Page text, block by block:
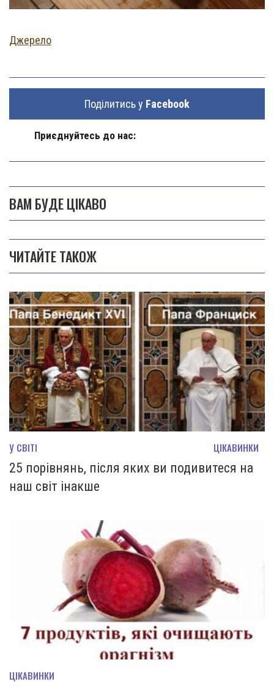
Джерело
Поділитись у Facebook
Приєднуйтесь до нас:
ВАМ БУДЕ ЦІКАВО
ЧИТАЙТЕ ТАКОЖ
У СВІТІ ЦІКАВИНКИ
25 порівнянь, після яких ви подивитеся на
наш світ інакше
ЦІКАВИНКИ